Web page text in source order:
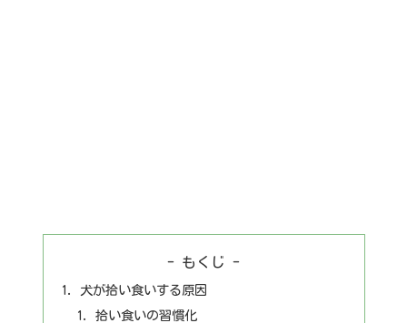
- もくじ -
犬が拾い食いする原因
拾い食いの習慣化